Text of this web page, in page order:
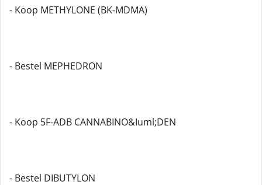
- Koop METHYLONE (BK-MDMA)
- Bestel MEPHEDRON
- Koop 5F-ADB CANNABINO&Iuml;DEN
- Bestel DIBUTYLON